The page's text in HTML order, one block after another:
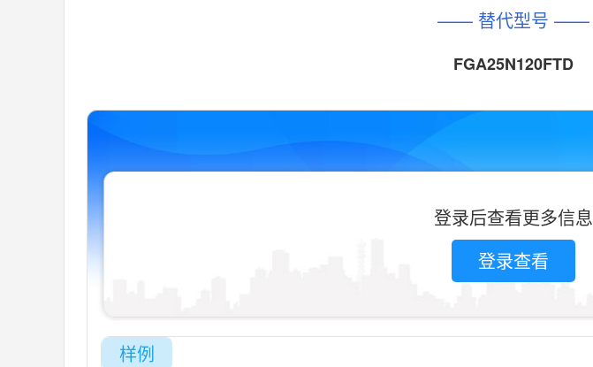
—— 替代型号 ——
FGA25N120FTD
登录后查看更多信息
登录查看
样例